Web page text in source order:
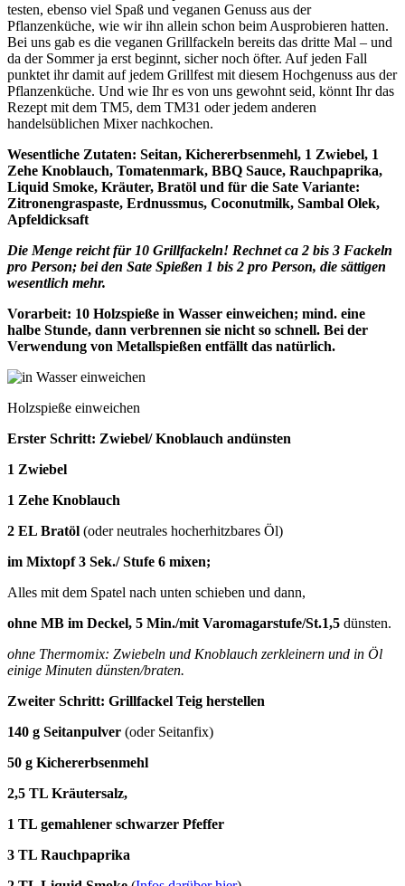
testen, ebenso viel Spaß und veganen Genuss aus der
Pflanzenküche, wie wir ihn allein schon beim Ausprobieren hatten.
Bei uns gab es die veganen Grillfackeln bereits das dritte Mal – und
da der Sommer ja erst beginnt, sicher noch öfter. Auf jeden Fall
punktet ihr damit auf jedem Grillfest mit diesem Hochgenuss aus der
Pflanzenküche. Und wie Ihr es von uns gewohnt seid, könnt Ihr das
Rezept mit dem TM5, dem TM31 oder jedem anderen
handelsüblichen Mixer nachkochen.
Wesentliche Zutaten: Seitan, Kichererbsenmehl, 1 Zwiebel, 1
Zehe Knoblauch, Tomatenmark, BBQ Sauce, Rauchpaprika,
Liquid Smoke, Kräuter, Bratöl und für die Sate Variante:
Zitronengraspaste, Erdnussmus, Coconutmilk, Sambal Olek,
Apfeldicksaft
Die Menge reicht für 10 Grillfackeln! Rechnet ca 2 bis 3 Fackeln
pro Person; bei den Sate Spießen 1 bis 2 pro Person, die sättigen
wesentlich mehr.
Vorarbeit: 10 Holzspieße in Wasser einweichen; mind. eine
halbe Stunde, dann verbrennen sie nicht so schnell. Bei der
Verwendung von Metallspießen entfällt das natürlich.
Holzspieße einweichen
Erster Schritt: Zwiebel/ Knoblauch andünsten
1 Zwiebel
1 Zehe Knoblauch
2 EL Bratöl (oder neutrales hocherhitzbares Öl)
im Mixtopf 3 Sek./ Stufe 6 mixen;
Alles mit dem Spatel nach unten schieben und dann,
ohne MB im Deckel, 5 Min./mit Varomagarstufe/St.1,5 dünsten.
ohne Thermomix: Zwiebeln und Knoblauch zerkleinern und in Öl
einige Minuten dünsten/braten.
Zweiter Schritt: Grillfackel Teig herstellen
140 g Seitanpulver (oder Seitanfix)
50 g Kichererbsenmehl
2,5 TL Kräutersalz,
1 TL gemahlener schwarzer Pfeffer
3 TL Rauchpaprika